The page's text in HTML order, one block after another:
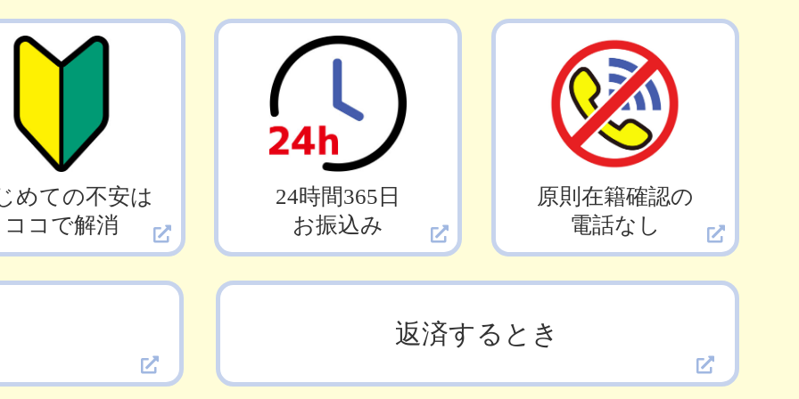
めての不安は
ココで解消
24時間365日
お振込み
原則在籍確認の
電話なし
返済するとき